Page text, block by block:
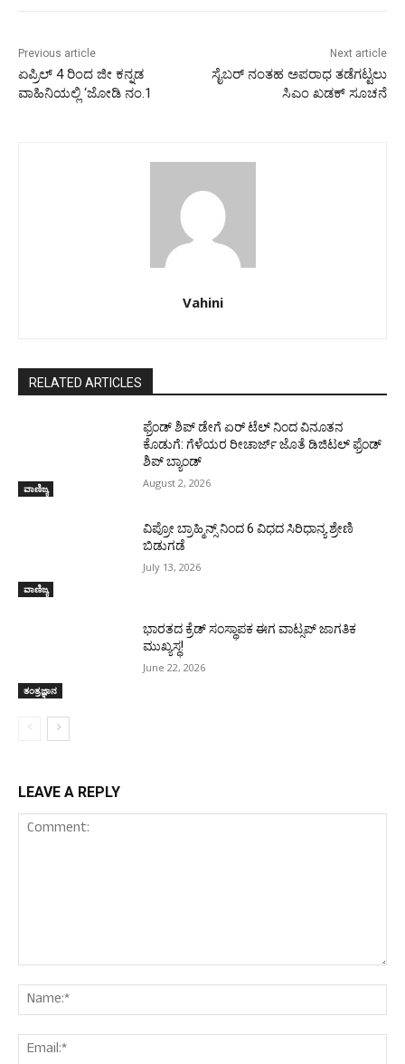
Previous article
ಏಪ್ರಿಲ್ 4 ರಿಂದ ಜೀ ಕನ್ನಡ
ವಾಹಿನಿಯಲ್ಲಿ ‘ಜೋಡಿ ನಂ.1
Next article
ಸೈಬರ್ ನಂತಹ ಅಪರಾಧ ತಡೆಗಟ್ಟಲು
ಸಿಎಂ ಖಡಕ್ ಸೂಚನೆ
Vahini
RELATED ARTICLES
ವಾಣಿಜ್ಯ
ಫ್ರೆಂಡ್ ಶಿಪ್ ಡೇಗೆ ಏರ್‌ ಟೆಲ್‌ ನಿಂದ ವಿನೂತನ
ಕೊಡುಗೆ: ಗೆಳೆಯರ ರೀಚಾರ್ಜ್ ಜೊತೆ ಡಿಜಿಟಲ್ ಫ್ರೆಂಡ್‌
ಶಿಪ್ ಬ್ಯಾಂಡ್
August 2, 2026
ವಾಣಿಜ್ಯ
ವಿಪ್ರೋ ಬ್ರಾಹ್ಮಿನ್ಸ್ ನಿಂದ 6 ವಿಧದ ಸಿರಿಧಾನ್ಯ ಶ್ರೇಣಿ
ಬಿಡುಗಡೆ
July 13, 2026
ತಂತ್ರಜ್ಞಾನ
ಭಾರತದ ಕ್ರೆಡ್ ಸಂಸ್ಥಾಪಕ ಈಗ ವಾಟ್ಸಪ್ ಜಾಗತಿಕ
ಮುಖ್ಯಸ್ಥ!
June 22, 2026
LEAVE A REPLY